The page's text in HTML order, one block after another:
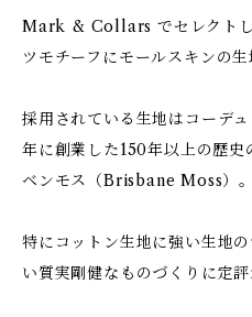
Mark & Collars でセレクトし
ツモチーフにモールスキンの
採用されている生地はコーデ
年に創業した150年以上の歴史
ベンモス（Brisbane Moss）。
特にコットン生地に強い生地
い質実剛健なものづくりに定評